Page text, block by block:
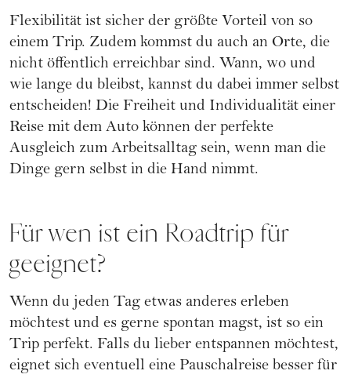
Flexibilität ist sicher der größte Vorteil von so
einem Trip. Zudem kommst du auch an Orte, die
nicht öffentlich erreichbar sind. Wann, wo und
wie lange du bleibst, kannst du dabei immer selbst
entscheiden! Die Freiheit und Individualität einer
Reise mit dem Auto können der perfekte
Ausgleich zum Arbeitsalltag sein, wenn man die
Dinge gern selbst in die Hand nimmt.
Für wen ist ein Roadtrip für
geeignet?
Wenn du jeden Tag etwas anderes erleben
möchtest und es gerne spontan magst, ist so ein
Trip perfekt. Falls du lieber entspannen möchtest,
eignet sich eventuell eine Pauschalreise besser für